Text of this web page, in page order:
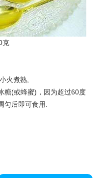
克
火煮熟,
(或蜂蜜)，因为超过60度
匀后即可食用.